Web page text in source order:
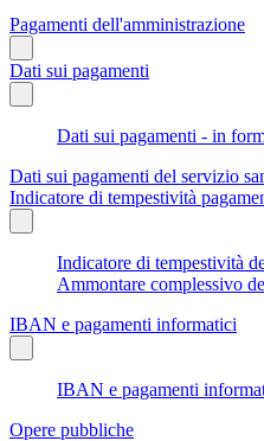
Pagamenti dell'amministrazione
Dati sui pagamenti
Dati sui pagamenti - in
Dati sui pagamenti del servizio
Indicatore di tempestività
Indicatore di tempestività
Ammontare complessivo
IBAN e pagamenti informatici
IBAN e pagamenti
Opere pubbliche